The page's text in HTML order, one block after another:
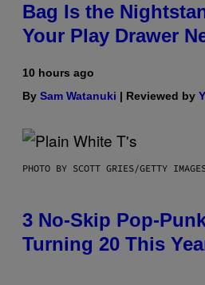
Bag Is the
Your Play Drawer
10 hours ago
By Sam Watanuki | Reviewed by
PHOTO BY SCOTT GRIES/GETTY
3 No-Skip Pop-
Turning 20 This